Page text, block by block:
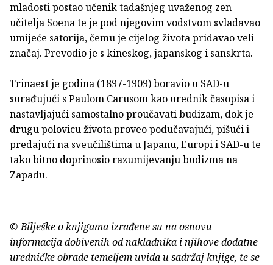
mladosti postao učenik tadašnjeg uvaženog zen
učitelja Soena te je pod njegovim vodstvom svladavao
umijeće satorija, čemu je cijelog života pridavao veli
značaj. Prevodio je s kineskog, japanskog i sanskrta.
Trinaest je godina (1897-1909) boravio u SAD-u
surađujući s Paulom Carusom kao urednik časopisa i
nastavljajući samostalno proučavati budizam, dok je
drugu polovicu života proveo podučavajući, pišući i
predajući na sveučilištima u Japanu, Europi i SAD-u te
tako bitno doprinosio razumijevanju budizma na
Zapadu.
© Bilješke o knjigama izrađene su na osnovu
informacija dobivenih od nakladnika i njihove dodatne
uredničke obrade temeljem uvida u sadržaj knjige, te se